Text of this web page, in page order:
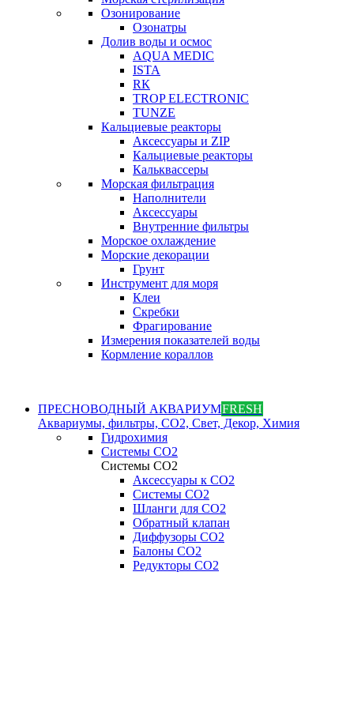
Озонирование
Озонатры
Долив воды и осмос
AQUA MEDIC
ISTA
RК
TROP ELECTRONIC
TUNZE
Кальциевые реакторы
Аксессуары и ZIP
Кальциевые реакторы
Кальквассеры
Морская фильтрация
Наполнители
Аксессуары
Внутренние фильтры
Морское охлаждение
Морские декорации
Грунт
Инструмент для моря
Клеи
Скребки
Фрагирование
Измерения показателей воды
Кормление кораллов
ПРЕСНОВОДНЫЙ АКВАРИУМFRESH
Аквариумы, фильтры, СО2, Свет, Декор, Химия
Гидрохимия
Системы СО2
Системы СО2
Аксессуары к СО2
Системы СО2
Шланги для CO2
Обратный клапан
Диффузоры СO2
Балоны CO2
Редукторы CO2